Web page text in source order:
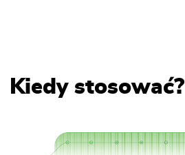
Kiedy stosować?